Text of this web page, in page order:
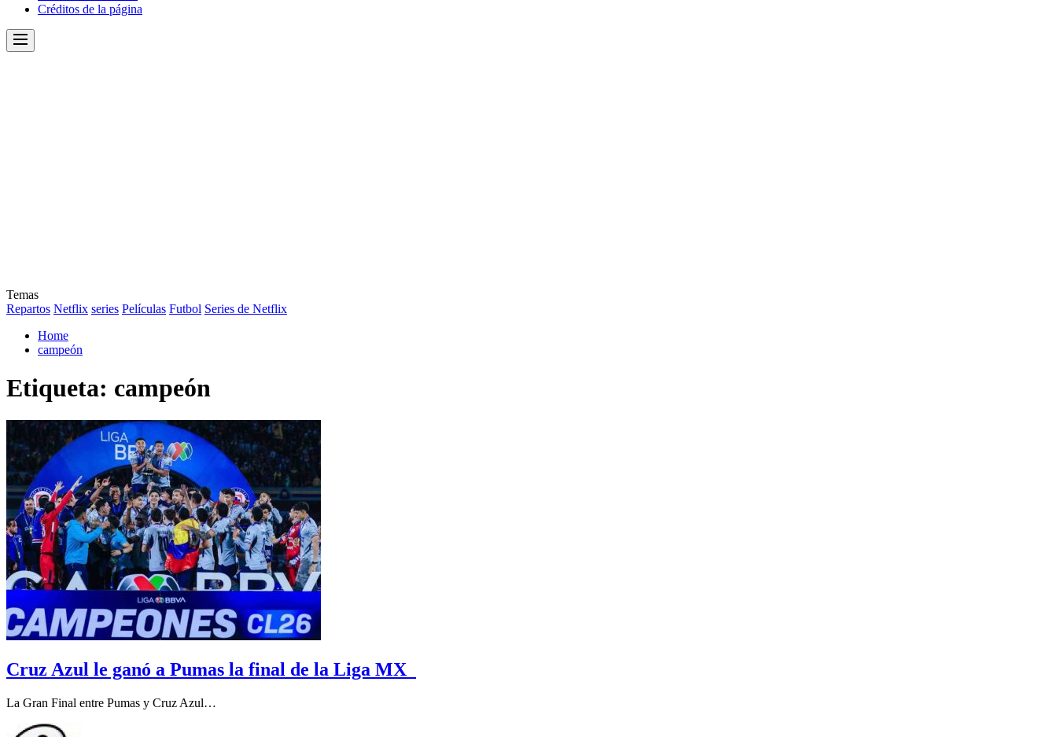
Créditos de la página
Menu
Temas
Repartos Netflix series Películas Futbol Series de Netflix
Home
campeón
Etiqueta: campeón
Cruz Azul le ganó a Pumas la final de la Liga MX
La Gran Final entre Pumas y Cruz Azul…